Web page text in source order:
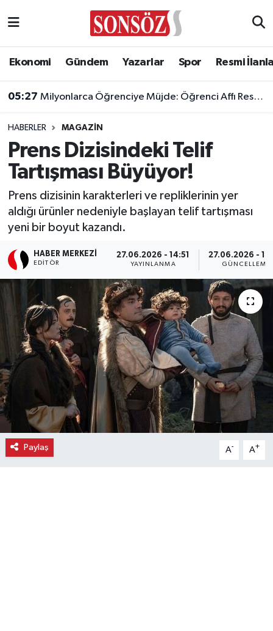
Ekonomi Gündem Yazarlar Spor Resmi
05:27 Milyonlarca Öğrenciye Müjde: Öğrenci Affı Resmi Gazete'de Yayımlandı!
HABERLER MAGAZIN
Prens Dizisindeki Telif
Tartışması Büyüyor!
Prens dizisinin karakterleri ve repliklerinin yer
aldığı ürünler nedeniyle başlayan telif tartışması
yeni bir boyut kazandı.
HABER MERKEZI
EDITÖR
27.06.2026 - 14:51
YAYINLANMA
27.06.2026 -
GÜNCELLEME
Paylaş A- A+
Asayiş
Biyografi
Çevre
Diğer
Dünya
Eğitim
Ekonomi
Eleman
Emlak
Gündem
Gurme
Haber
Ankara Nöbetçi Eczaneler
Ankara Trafik Yoğunluk Haritası
Süper Lig Puan Durumu ve Fikstür
Tüm Manşetler
Son Dakika Haberleri
Haber Arşivi